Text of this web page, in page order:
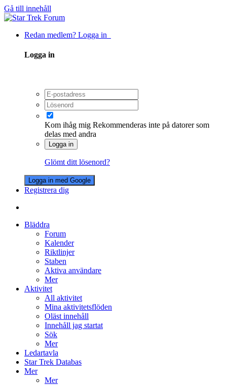
Gå till innehåll
Redan medlem? Logga in
Logga in
Kom ihåg mig Rekommenderas inte på datorer som
delas med andra
Logga in
Glömt ditt lösenord?
Logga in med Google
Registrera dig
Bläddra
Forum
Kalender
Riktlinjer
Staben
Aktiva användare
Mer
Aktivitet
All aktivitet
Mina aktivitetsflöden
Oläst innehåll
Innehåll jag startat
Sök
Mer
Ledartavla
Star Trek Databas
Mer
Mer